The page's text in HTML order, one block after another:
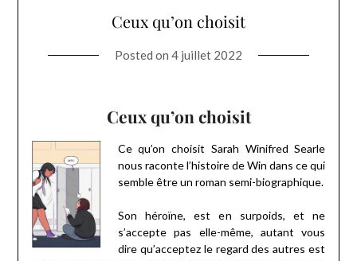
Ceux qu’on choisit
Posted on 4 juillet 2022
Ceux qu’on choisit
Ce qu’on choisit Sarah Winifred Searle
nous raconte l’histoire de Win dans ce qui
semble être un roman semi-biographique.
Son héroïne, est en surpoids, et ne
s’accepte pas elle-même, autant vous
dire qu’acceptez le regard des autres est